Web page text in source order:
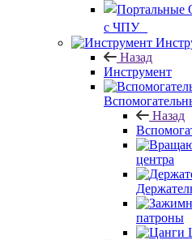
с ЧПУ
Назад
Инструмент
Назад
центра
патроны